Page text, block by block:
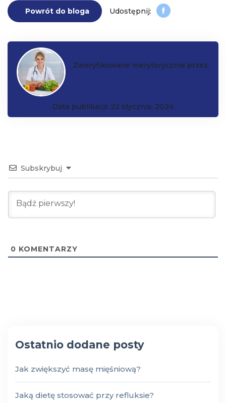
Powrót do bloga
Zweryfikowane merytorycznie przez:
Data publikacji: 22 stycznia, 2024
Subskrybuj
0 KOMENTARZY
Ostatnio dodane posty
Jak zwiększyć masę mięśniową?
Jaką dietę stosować przy refluksie?